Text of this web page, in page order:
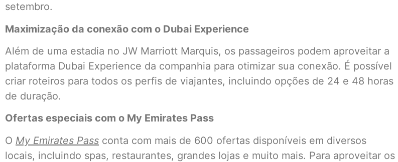
setembro.
Maximização da conexão com o Dubai Experience
Além de uma estadia no JW Marriott Marquis, os passageiros podem aproveitar a
plataforma Dubai Experience da companhia para otimizar sua conexão. É possível
criar roteiros para todos os perfis de viajantes, incluindo opções de 24 e 48 horas
de duração.
Ofertas especiais com o My Emirates Pass
O My Emirates Pass conta com mais de 600 ofertas disponíveis em diversos
locais, incluindo spas, restaurantes, grandes lojas e muito mais. Para aproveitar os